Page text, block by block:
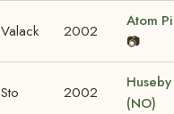
Valack 2002
Atom
📷
Sto 2002
(NO)